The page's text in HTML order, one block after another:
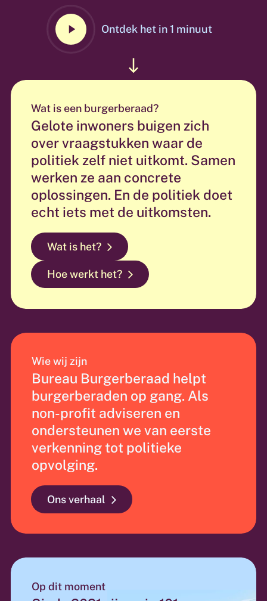
Play
Video
Ontdek het in 1 minuut
Navigate to the next section
Wat is een burgerberaad?
Gelote inwoners buigen zich
over vraagstukken waar de
politiek zelf niet uitkomt. Samen
werken ze aan concrete
oplossingen. En de politiek doet
echt iets met de uitkomsten.
Wat is het?
Hoe werkt het?
Wie wij zijn
Bureau Burgerberaad helpt
burgerberaden op gang. Als
non-profit adviseren en
ondersteunen we van eerste
verkenning tot politieke
opvolging.
Ons verhaal
Op dit moment